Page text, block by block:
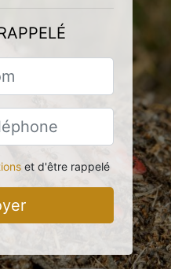
et d'être rappelé